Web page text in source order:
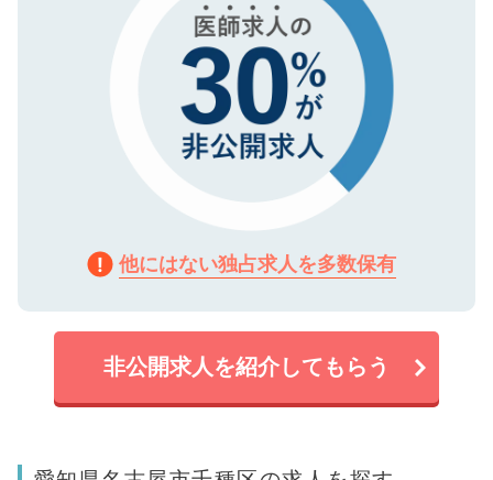
他にはない独占求人を多数保有
非公開求人を紹介してもらう